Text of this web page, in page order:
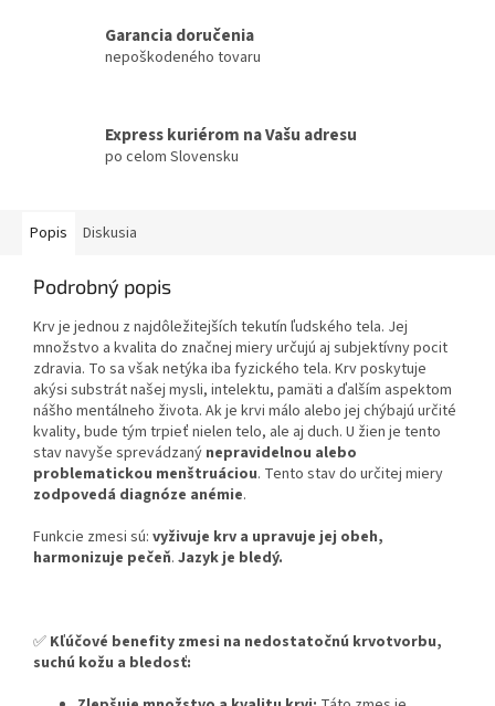
Garancia doručenia
nepoškodeného tovaru
Express kuriérom na Vašu adresu
po celom Slovensku
Popis Diskusia
Podrobný popis
Krv je jednou z najdôležitejších tekutín ľudského tela. Jej
množstvo a kvalita do značnej miery určujú aj subjektívny pocit
zdravia. To sa však netýka iba fyzického tela. Krv poskytuje
akýsi substrát našej mysli, intelektu, pamäti a ďalším aspektom
nášho mentálneho života. Ak je krvi málo alebo jej chýbajú určité
kvality, bude tým trpieť nielen telo, ale aj duch. U žien je tento
stav navyše sprevádzaný nepravidelnou alebo
problematickou menštruáciou. Tento stav do určitej miery
zodpovedá diagnóze anémie.
Funkcie zmesi sú: vyživuje krv a upravuje jej obeh,
harmonizuje pečeň. Jazyk je bledý.
✅ Kľúčové benefity zmesi na nedostatočnú krvotvorbu,
suchú kožu a bledosť: